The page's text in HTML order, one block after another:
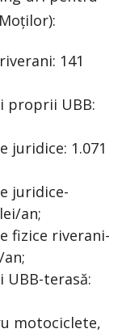
141
proprii UBB:
juridice: 1.071
juridice-
an;
fizice riverani-
terasă:
motociclete,